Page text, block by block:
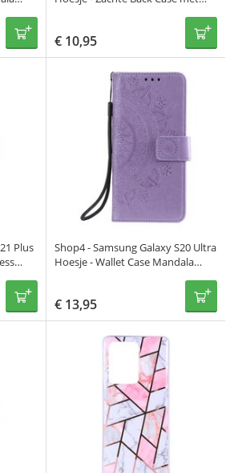
€ 10,95
Plus
Shop4 - Samsung Galaxy S20 Ultra
Hoesje - Wallet Case Mandala
€ 13,95